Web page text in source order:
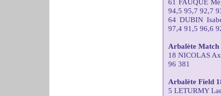
61 FAUQUE
94,5 95,7 92,7
64 DUBIN
97,4 91,5 96,6
Arbalète Match
18 NICOLAS
96 381
Arbalète Field
5 LETURMY